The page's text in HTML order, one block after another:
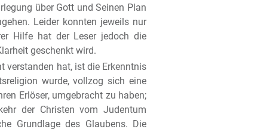
über Gott und Seinen Plan
Leider konnten jeweils nur
Hilfe hat der Leser jedoch die
geschenkt wird.
verstanden hat, ist die Erkenntnis
wurde, vollzog sich eine
Erlöser, umgebracht zu haben;
der Christen vom Judentum
Grundlage des Glaubens. Die